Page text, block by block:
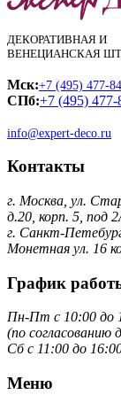
ДЕКОРАТИВНАЯ И
ВЕНЕЦИАНСКАЯ
Мск:+7 (495) 477-
СПб:+7 (495) 477-
info@expert-deco.ru
Контакты
г. Москва, ул.
д.20, корп. 5, под
г. Санкт-
Монетная ул. 16
График
Пн-Пт с 10:00 до
(по согласованию
Сб с 11:00 до
Меню